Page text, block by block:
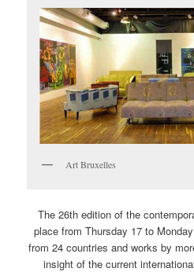
Art Bruxelles
The 26th edition of the
place from Thursday 17 to
from 24 countries and works by
insight of the current